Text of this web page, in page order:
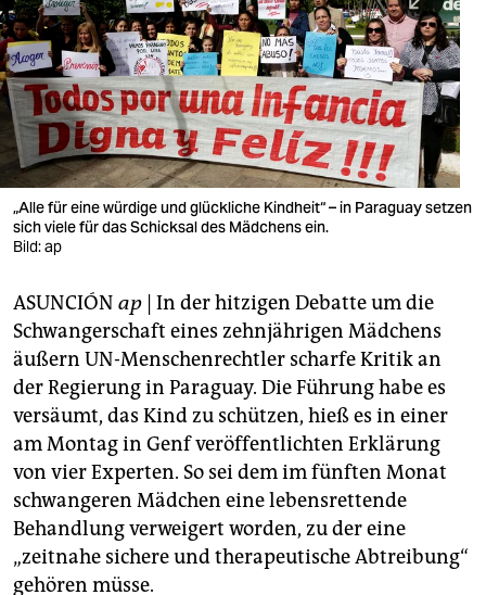
berlin
nord
wahrheit
verlag
verlag
veranstaltungen
fragen & hilfe
unterstützen
abo
genossenschaft
epaper login
„Alle für eine würdige und glückliche Kindheit“ – in Paraguay setzen
sich viele für das Schicksal des Mädchens ein.
Bild: ap
ASUNCIÓN ap | In der hitzigen Debatte um die
Schwangerschaft eines zehnjährigen Mädchens
äußern UN-Menschenrechtler scharfe Kritik an
der Regierung in Paraguay. Die Führung habe es
versäumt, das Kind zu schützen, hieß es in einer
am Montag in Genf veröffentlichten Erklärung
von vier Experten. So sei dem im fünften Monat
schwangeren Mädchen eine lebensrettende
Behandlung verweigert worden, zu der eine
„zeitnahe sichere und therapeutische Abtreibung“
gehören müsse.